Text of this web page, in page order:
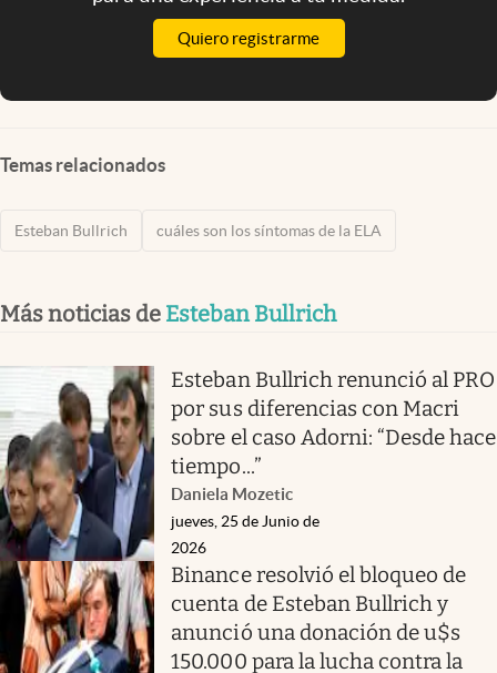
Quiero registrarme
Temas relacionados
Esteban Bullrich cuáles son los síntomas de la ELA
Más noticias de Esteban Bullrich
Esteban Bullrich renunció al PRO
por sus diferencias con Macri
sobre el caso Adorni: “Desde hace
tiempo...”
Daniela Mozetic
jueves, 25 de Junio de
2026
Binance resolvió el bloqueo de
cuenta de Esteban Bullrich y
anunció una donación de u$s
150.000 para la lucha contra la